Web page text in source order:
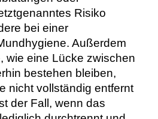
Risiko
bei einer
Außerdem
wie eine Lücke zwischen
bestehen bleiben,
nicht vollständig entfernt
der Fall, wenn das